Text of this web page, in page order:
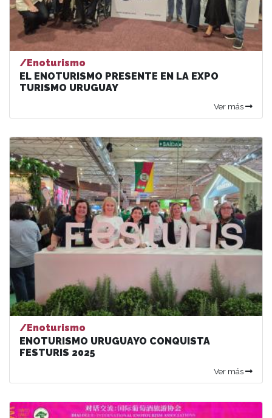
/Enoturismo
EL ENOTURISMO PRESENTE EN LA EXPO
TURISMO URUGUAY
Ver más
/Enoturismo
ENOTURISMO URUGUAYO CONQUISTA
FESTURIS 2025
Ver más